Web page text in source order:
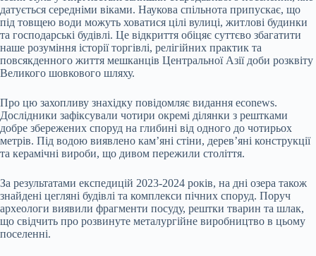
датується середніми віками. Наукова спільнота припускає, що
під товщею води можуть ховатися цілі вулиці, житлові будинки
та господарські будівлі. Це відкриття обіцяє суттєво збагатити
наше розуміння історії торгівлі, релігійних практик та
повсякденного життя мешканців Центральної Азії доби розквіту
Великого шовкового шляху.
Про цю захопливу знахідку повідомляє видання econews.
Дослідники зафіксували чотири окремі ділянки з рештками
добре збережених споруд на глибині від одного до чотирьох
метрів. Під водою виявлено кам’яні стіни, дерев’яні конструкції
та керамічні вироби, що дивом пережили століття.
За результатами експедицій 2023-2024 років, на дні озера також
знайдені цегляні будівлі та комплекси пічних споруд. Поруч
археологи виявили фрагменти посуду, рештки тварин та шлак,
що свідчить про розвинуте металургійне виробництво в цьому
поселенні.